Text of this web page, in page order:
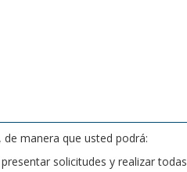
manera que usted podrá:
solicitudes y realizar todas